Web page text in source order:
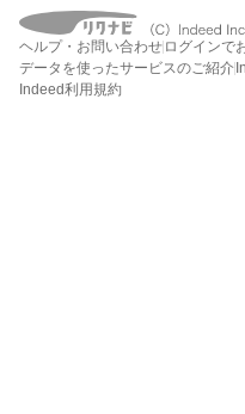
ヘルプ・お問い合わせ ログインで
データを使ったサービスのご紹介
Indeed利用規約